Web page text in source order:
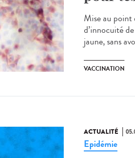
Mise au point
d’innocuité
jaune, sans
VACCINATION
ACTUALITÉ
Epidémie